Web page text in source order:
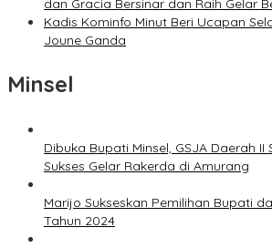
dan Gracia Bersinar dan Raih Gelar
Kadis Kominfo Minut Beri Ucapan
Joune Ganda
Minsel
Dibuka Bupati Minsel, GSJA Daerah
Sukses Gelar Rakerda di Amurang
Marijo Sukseskan Pemilihan Bupati
Tahun 2024